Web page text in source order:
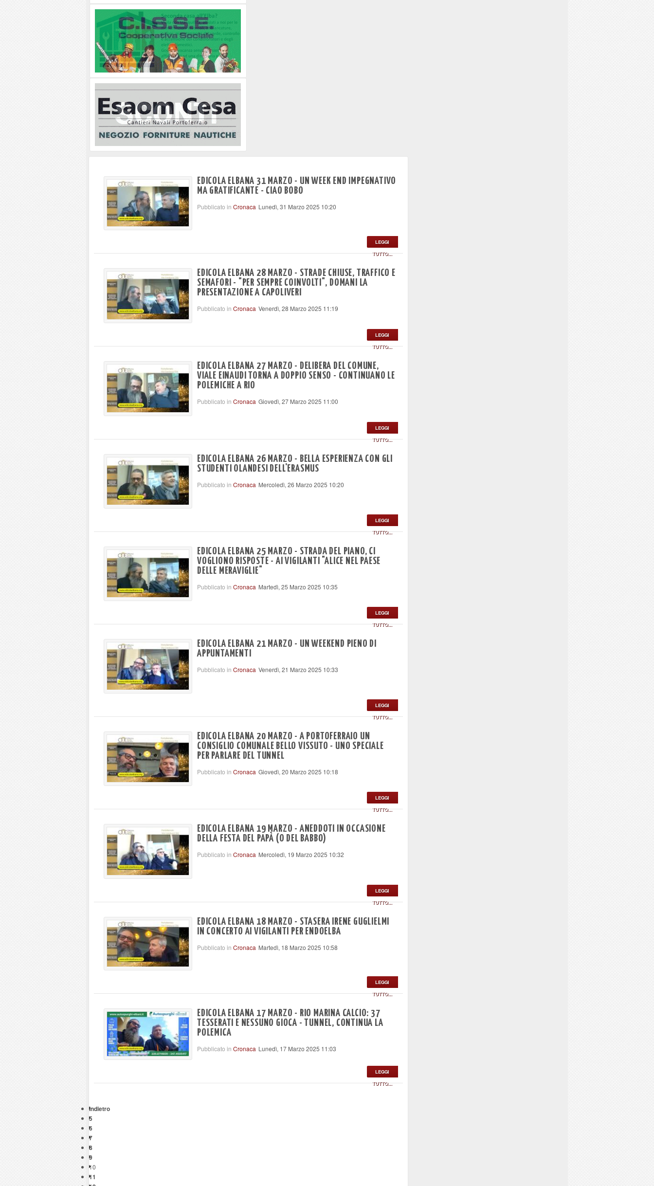
EDICOLA ELBANA 31 MARZO - UN WEEK END IMPEGNATIVO
MA GRATIFICANTE - CIAO BOBO
Pubblicato in Cronaca Lunedì, 31 Marzo 2025 10:20
LEGGI
TUTTO...
EDICOLA ELBANA 28 MARZO - STRADE CHIUSE, TRAFFICO E
SEMAFORI - "PER SEMPRE COINVOLTI", DOMANI LA
PRESENTAZIONE A CAPOLIVERI
Pubblicato in Cronaca Venerdì, 28 Marzo 2025 11:19
LEGGI
TUTTO...
EDICOLA ELBANA 27 MARZO - DELIBERA DEL COMUNE,
VIALE EINAUDI TORNA A DOPPIO SENSO - CONTINUANO LE
POLEMICHE A RIO
Pubblicato in Cronaca Giovedì, 27 Marzo 2025 11:00
LEGGI
TUTTO...
EDICOLA ELBANA 26 MARZO - BELLA ESPERIENZA CON GLI
STUDENTI OLANDESI DELL'ERASMUS
Pubblicato in Cronaca Mercoledì, 26 Marzo 2025 10:20
LEGGI
TUTTO...
EDICOLA ELBANA 25 MARZO - STRADA DEL PIANO, CI
VOGLIONO RISPOSTE - AI VIGILANTI "ALICE NEL PAESE
DELLE MERAVIGLIE"
Pubblicato in Cronaca Martedì, 25 Marzo 2025 10:35
LEGGI
TUTTO...
EDICOLA ELBANA 21 MARZO - UN WEEKEND PIENO DI
APPUNTAMENTI
Pubblicato in Cronaca Venerdì, 21 Marzo 2025 10:33
LEGGI
TUTTO...
EDICOLA ELBANA 20 MARZO - A PORTOFERRAIO UN
CONSIGLIO COMUNALE BELLO VISSUTO - UNO SPECIALE
PER PARLARE DEL TUNNEL
Pubblicato in Cronaca Giovedì, 20 Marzo 2025 10:18
LEGGI
TUTTO...
EDICOLA ELBANA 19 MARZO - ANEDDOTI IN OCCASIONE
DELLA FESTA DEL PAPÀ (O DEL BABBO)
Pubblicato in Cronaca Mercoledì, 19 Marzo 2025 10:32
LEGGI
TUTTO...
EDICOLA ELBANA 18 MARZO - STASERA IRENE GUGLIELMI
IN CONCERTO AI VIGILANTI PER ENDOELBA
Pubblicato in Cronaca Martedì, 18 Marzo 2025 10:58
LEGGI
TUTTO...
EDICOLA ELBANA 17 MARZO - RIO MARINA CALCIO: 37
TESSERATI E NESSUNO GIOCA - TUNNEL, CONTINUA LA
POLEMICA
Pubblicato in Cronaca Lunedì, 17 Marzo 2025 11:03
LEGGI
TUTTO...
Indietro
5
6
7
8
9
10
11